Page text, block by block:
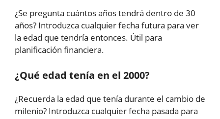
¿Se pregunta cuántos años tendrá dentro de 30
años? Introduzca cualquier fecha futura para ver
la edad que tendría entonces. Útil para
planificación financiera.
¿Qué edad tenía en el 2000?
¿Recuerda la edad que tenía durante el cambio de
milenio? Introduzca cualquier fecha pasada para